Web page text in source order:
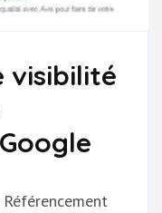
visibilité